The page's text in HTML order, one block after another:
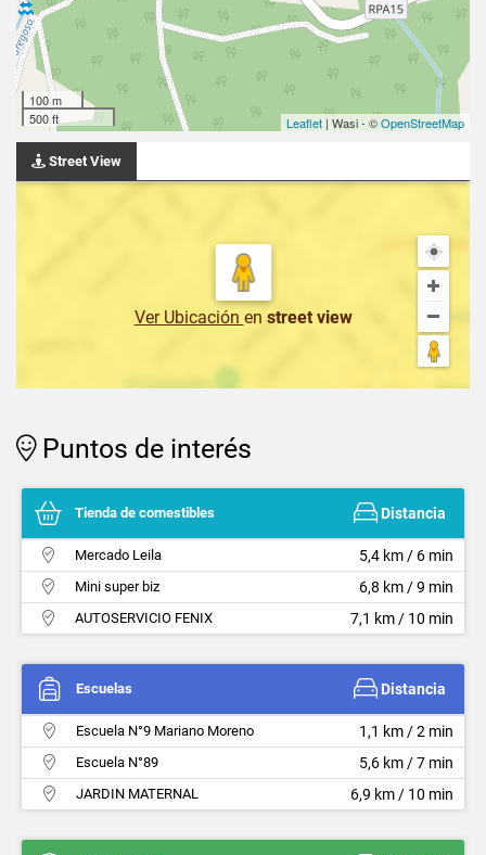
100 m
500 ft
Leaflet | Wasi - ©OpenStreetMap
Street View
Ver Ubicación en street view
Puntos de interés
Tienda de comestibles Distancia
Mercado Leila 5,4 km / 6 min
Mini super biz 6,8 km / 9 min
AUTOSERVICIO FENIX 7,1 km / 10 min
Escuelas Distancia
Escuela N°9 Mariano Moreno 1,1 km / 2 min
Escuela N°89 5,6 km / 7 min
JARDIN MATERNAL 6,9 km / 10 min